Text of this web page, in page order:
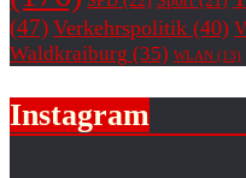
(47) Verkehrspolitik (40)
Waldkraiburg (35) WLAN (13)
Instagram